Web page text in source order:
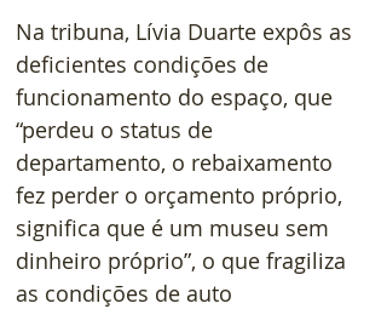
Na tribuna, Lívia Duarte expôs as
deficientes condições de
funcionamento do espaço, que
“perdeu o status de
departamento, o rebaixamento
fez perder o orçamento próprio,
significa que é um museu sem
dinheiro próprio”, o que fragiliza
as condições de auto